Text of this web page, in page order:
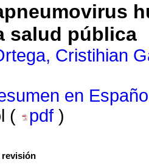
salud pública
Cristihian
en
(
pdf )